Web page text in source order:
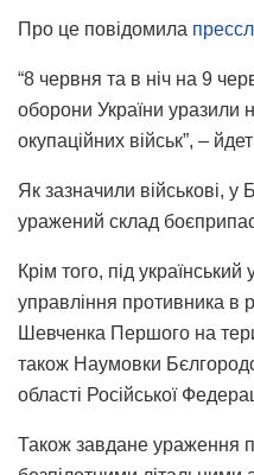
Про це повідомила
“8 червня та в ніч на 9
оборони України уразили
окупаційних військ”, –
Як зазначили військові, у
уражений склад
Крім того, під
управління противника в
Шевченка Першого на
також Наумовки
області Російської
Також завдане ураження